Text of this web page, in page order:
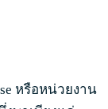
หรือหน่วยงาน